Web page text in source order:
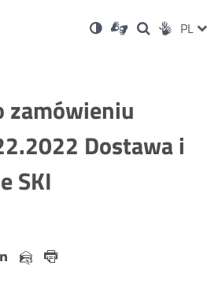
Ustawienia
Wersja
kontrastowa
Dla
niesłyszących
OtwórzOtwórz
w
Otwórz
w
Social PL
zamówieniu
Dostawa i
SKI
Udostępnij
na
OtwórzUdostępnij
przez